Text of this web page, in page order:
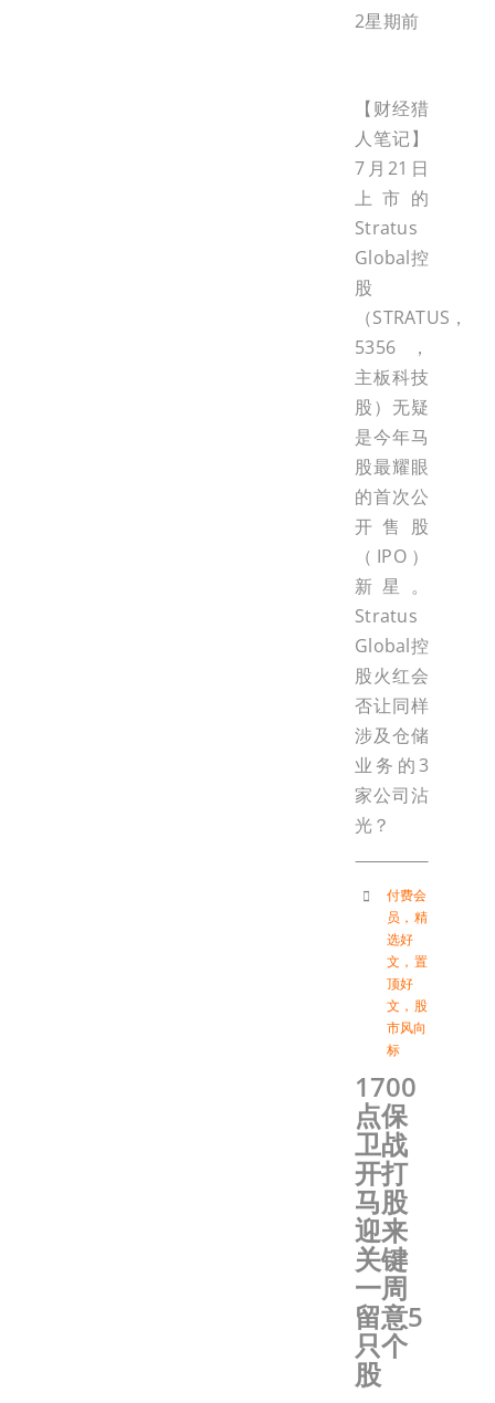
2星期前
【财经猎
人笔记】
7月21日
上市的
Stratus
Global控
股
（STRATUS，
5356，
主板科技
股）无疑
是今年马
股最耀眼
的首次公
开售股
（IPO）
新星。
Stratus
Global控
股火红会
否让同样
涉及仓储
业务的3
家公司沾
光？
付费会
员 ， 精
选好
文 ， 置
顶好
文 ， 股
市风向
标
1700
点保
卫战
开打
马股
迎来
关键
一周
留意5
只个
股